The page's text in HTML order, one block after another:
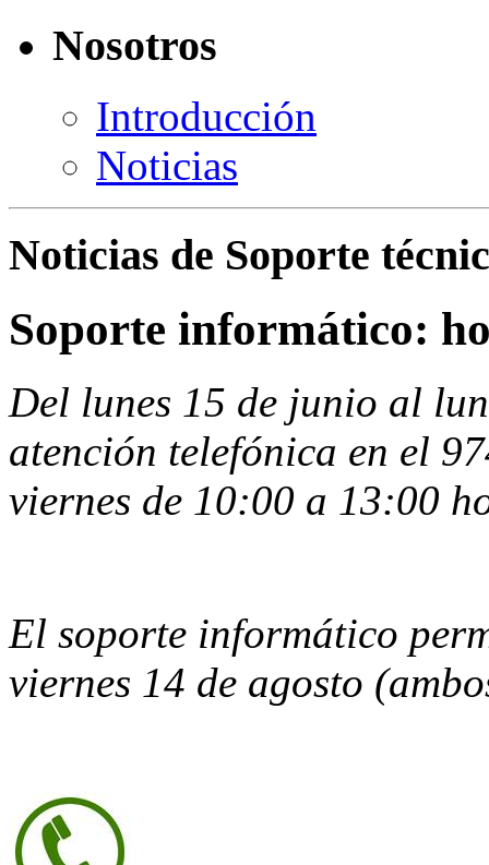
Nosotros
Introducción
Noticias
Noticias de Soporte
Soporte informático:
Del lunes 15 de junio al
atención telefónica en el
viernes de 10:00 a 13:00
El soporte informático
viernes 14 de agosto